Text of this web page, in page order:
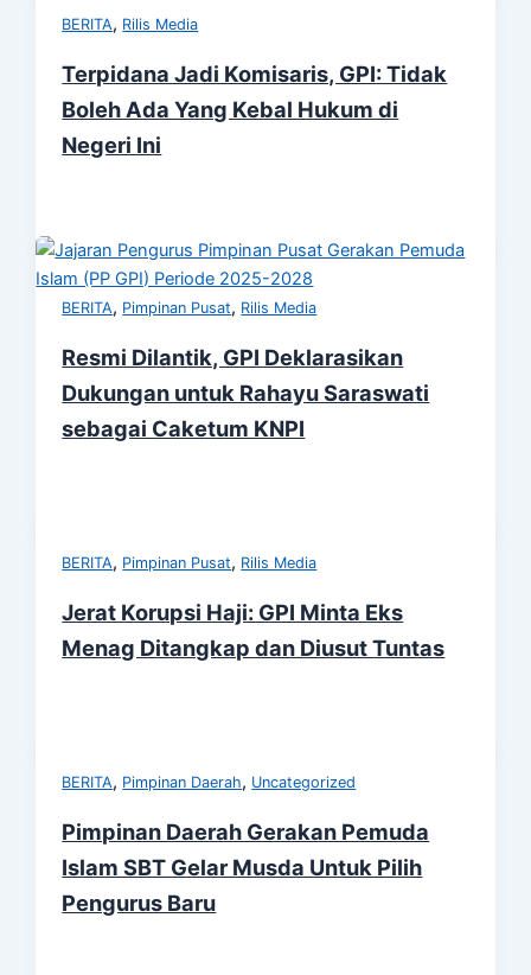
BERITA, Rilis Media
Terpidana Jadi Komisaris, GPI: Tidak
Boleh Ada Yang Kebal Hukum di
Negeri Ini
BERITA, Pimpinan Pusat, Rilis Media
Resmi Dilantik, GPI Deklarasikan
Dukungan untuk Rahayu Saraswati
sebagai Caketum KNPI
BERITA, Pimpinan Pusat, Rilis Media
Jerat Korupsi Haji: GPI Minta Eks
Menag Ditangkap dan Diusut Tuntas
BERITA, Pimpinan Daerah, Uncategorized
Pimpinan Daerah Gerakan Pemuda
Islam SBT Gelar Musda Untuk Pilih
Pengurus Baru